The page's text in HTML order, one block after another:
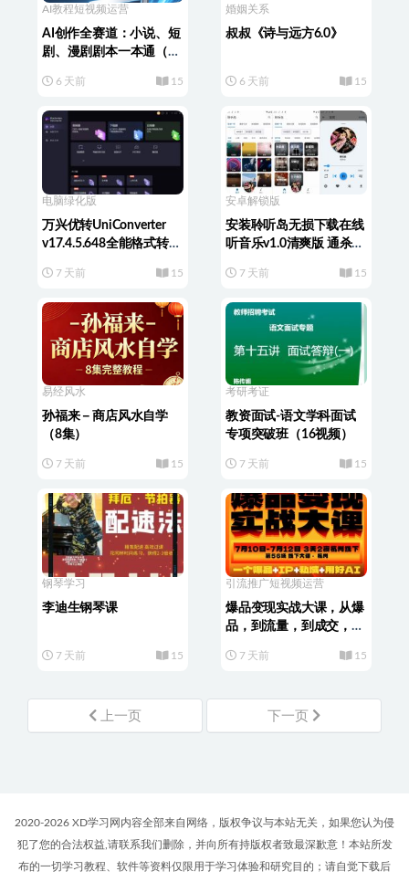
AI教程短视频运营
AI创作全赛道：小说、短
剧、漫剧剧本一本通（更
6 天前 15
婚姻关系
叔叔《诗与远方6.0》
6 天前 15
电脑绿化版
万兴优转UniConverter
v17.4.5.648全能格式转换
7 天前 15
安卓解锁版
安装聆听岛无损下载在线
听音乐v1.0清爽版 通杀全
7 天前 15
易经风水
孙福来－商店风水自学
（8集）
7 天前 15
考研考证
教资面试-语文学科面试
专项突破班（16视频）
7 天前 15
钢琴学习
李迪生钢琴课
7 天前 15
引流推广短视频运营
爆品变现实战大课，从爆
品，到流量，到成交，一
7 天前 15
上一页 下一页
2020-2026 XD学习网内容全部来自网络，版权争议与本站无关，如果您认为侵
犯了您的合法权益,请联系我们删除，并向所有持版权者致最深歉意！本站所发
布的一切学习教程、软件等资料仅限用于学习体验和研究目的；请自觉下载后